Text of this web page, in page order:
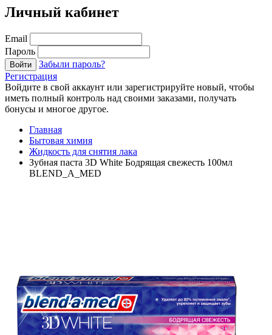
Личный кабинет
Email
Пароль
Войти
Забыли пароль?
Регистрация
Войдите в свой аккаунт или зарегистрируйте новый, чтобы
иметь полный контроль над своими заказами, получать
бонусы и многое другое.
Главная
Бытовая химия
Жидкость для снятия лака
Зубная паста 3D White Бодрящая свежесть 100мл
BLEND_A_MED